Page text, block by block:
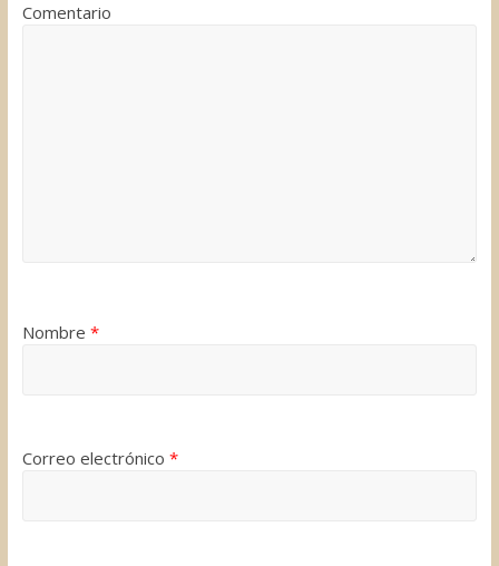
Comentario
Nombre *
Correo electrónico *